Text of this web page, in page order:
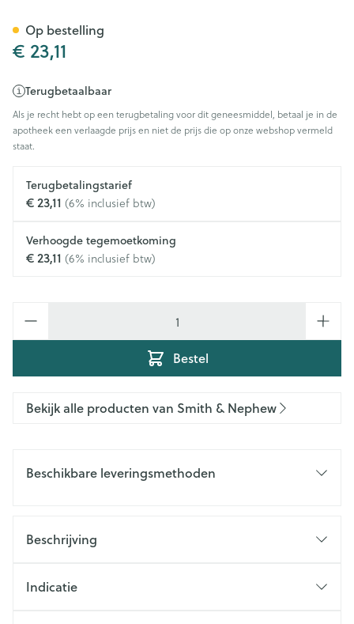
€ 23,11
Terugbetaalbaar
Als je recht hebt op een terugbetaling voor dit geneesmiddel, betaal je in de
apotheek een verlaagde prijs en niet de prijs die op onze webshop vermeld
staat.
Terugbetalingstarief
€ 23,11 (6% inclusief btw)
Verhoogde tegemoetkoming
€ 23,11 (6% inclusief btw)
Bestel
Op bestelling
Bekijk alle producten van Smith & Nephew
Beschikbare leveringsmethoden
Beschrijving
Indicatie